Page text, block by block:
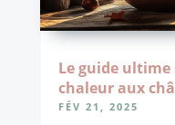
Le guide
chaleur aux
FÉV 21, 2025